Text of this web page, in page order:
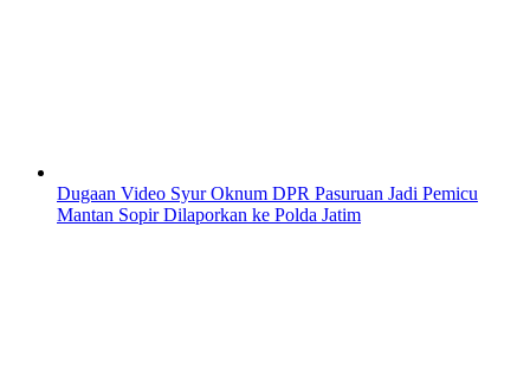
Dugaan Video Syur Oknum DPR Pasuruan Jadi Pemicu
Mantan Sopir Dilaporkan ke Polda Jatim